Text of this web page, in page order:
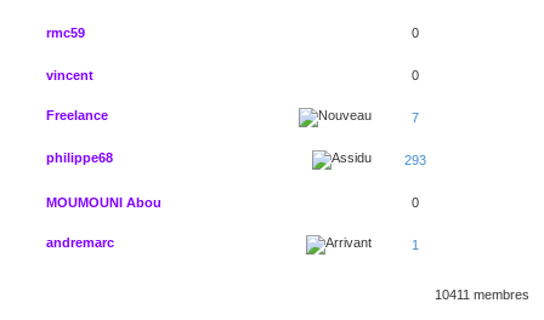
rmc59 0
vincent 0
Freelance 7
philippe68 293
MOUMOUNI Abou 0
andremarc 1
10411 membres